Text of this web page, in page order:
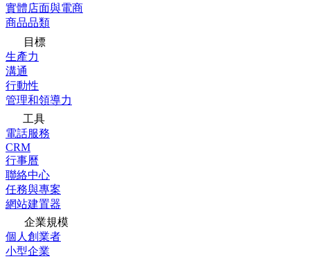
實體店面與電商
商品品類
目標
生產力
溝通
行動性
管理和領導力
工具
電話服務
CRM
行事曆
聯絡中心
任務與專案
網站建置器
企業規模
個人創業者
小型企業